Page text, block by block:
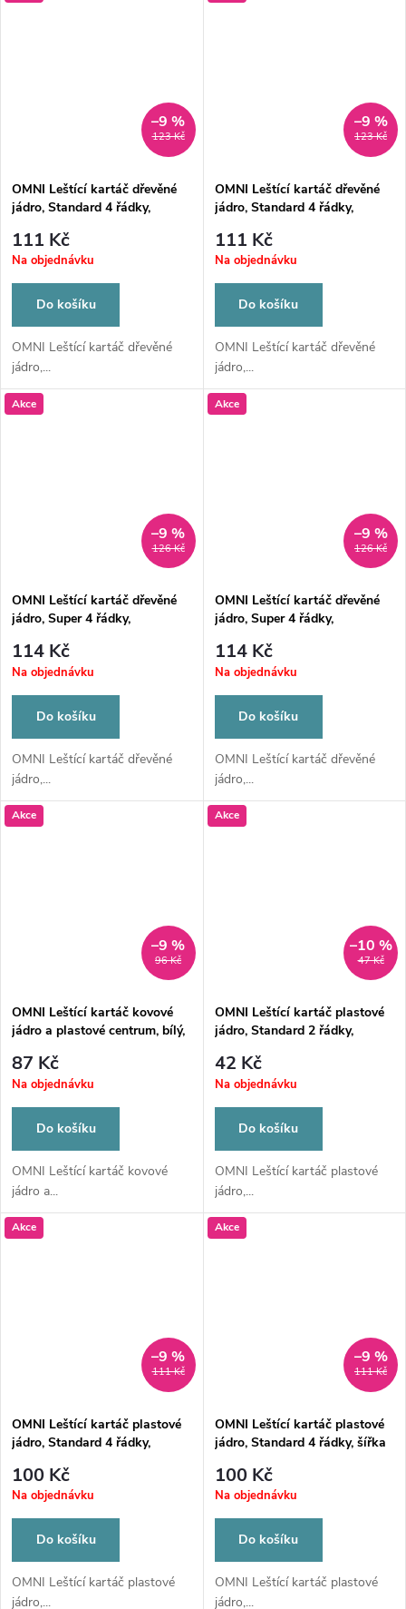
123 Kč
–9 %
OMNI Leštící kartáč dřevěné
jádro, Standard 4 řádky,
111 Kč
Na objednávku
Do košíku
OMNI Leštící kartáč dřevěné
jádro,...
123 Kč
–9 %
OMNI Leštící kartáč dřevěné
jádro, Standard 4 řádky,
111 Kč
Na objednávku
Do košíku
OMNI Leštící kartáč dřevěné
jádro,...
Akce
126 Kč
–9 %
OMNI Leštící kartáč dřevěné
jádro, Super 4 řádky,
114 Kč
Na objednávku
Do košíku
OMNI Leštící kartáč dřevěné
jádro,...
Akce
126 Kč
–9 %
OMNI Leštící kartáč dřevěné
jádro, Super 4 řádky,
114 Kč
Na objednávku
Do košíku
OMNI Leštící kartáč dřevěné
jádro,...
Akce
96 Kč
–9 %
OMNI Leštící kartáč kovové
jádro a plastové centrum, bílý,
87 Kč
Na objednávku
Do košíku
OMNI Leštící kartáč kovové
jádro a...
Akce
47 Kč
–10 %
OMNI Leštící kartáč plastové
jádro, Standard 2 řádky,
42 Kč
Na objednávku
Do košíku
OMNI Leštící kartáč plastové
jádro,...
Akce
111 Kč
–9 %
OMNI Leštící kartáč plastové
jádro, Standard 4 řádky,
100 Kč
Na objednávku
Do košíku
OMNI Leštící kartáč plastové
jádro,...
Akce
111 Kč
–9 %
OMNI Leštící kartáč plastové
jádro, Standard 4 řádky, šířka
100 Kč
Na objednávku
Do košíku
OMNI Leštící kartáč plastové
jádro,...